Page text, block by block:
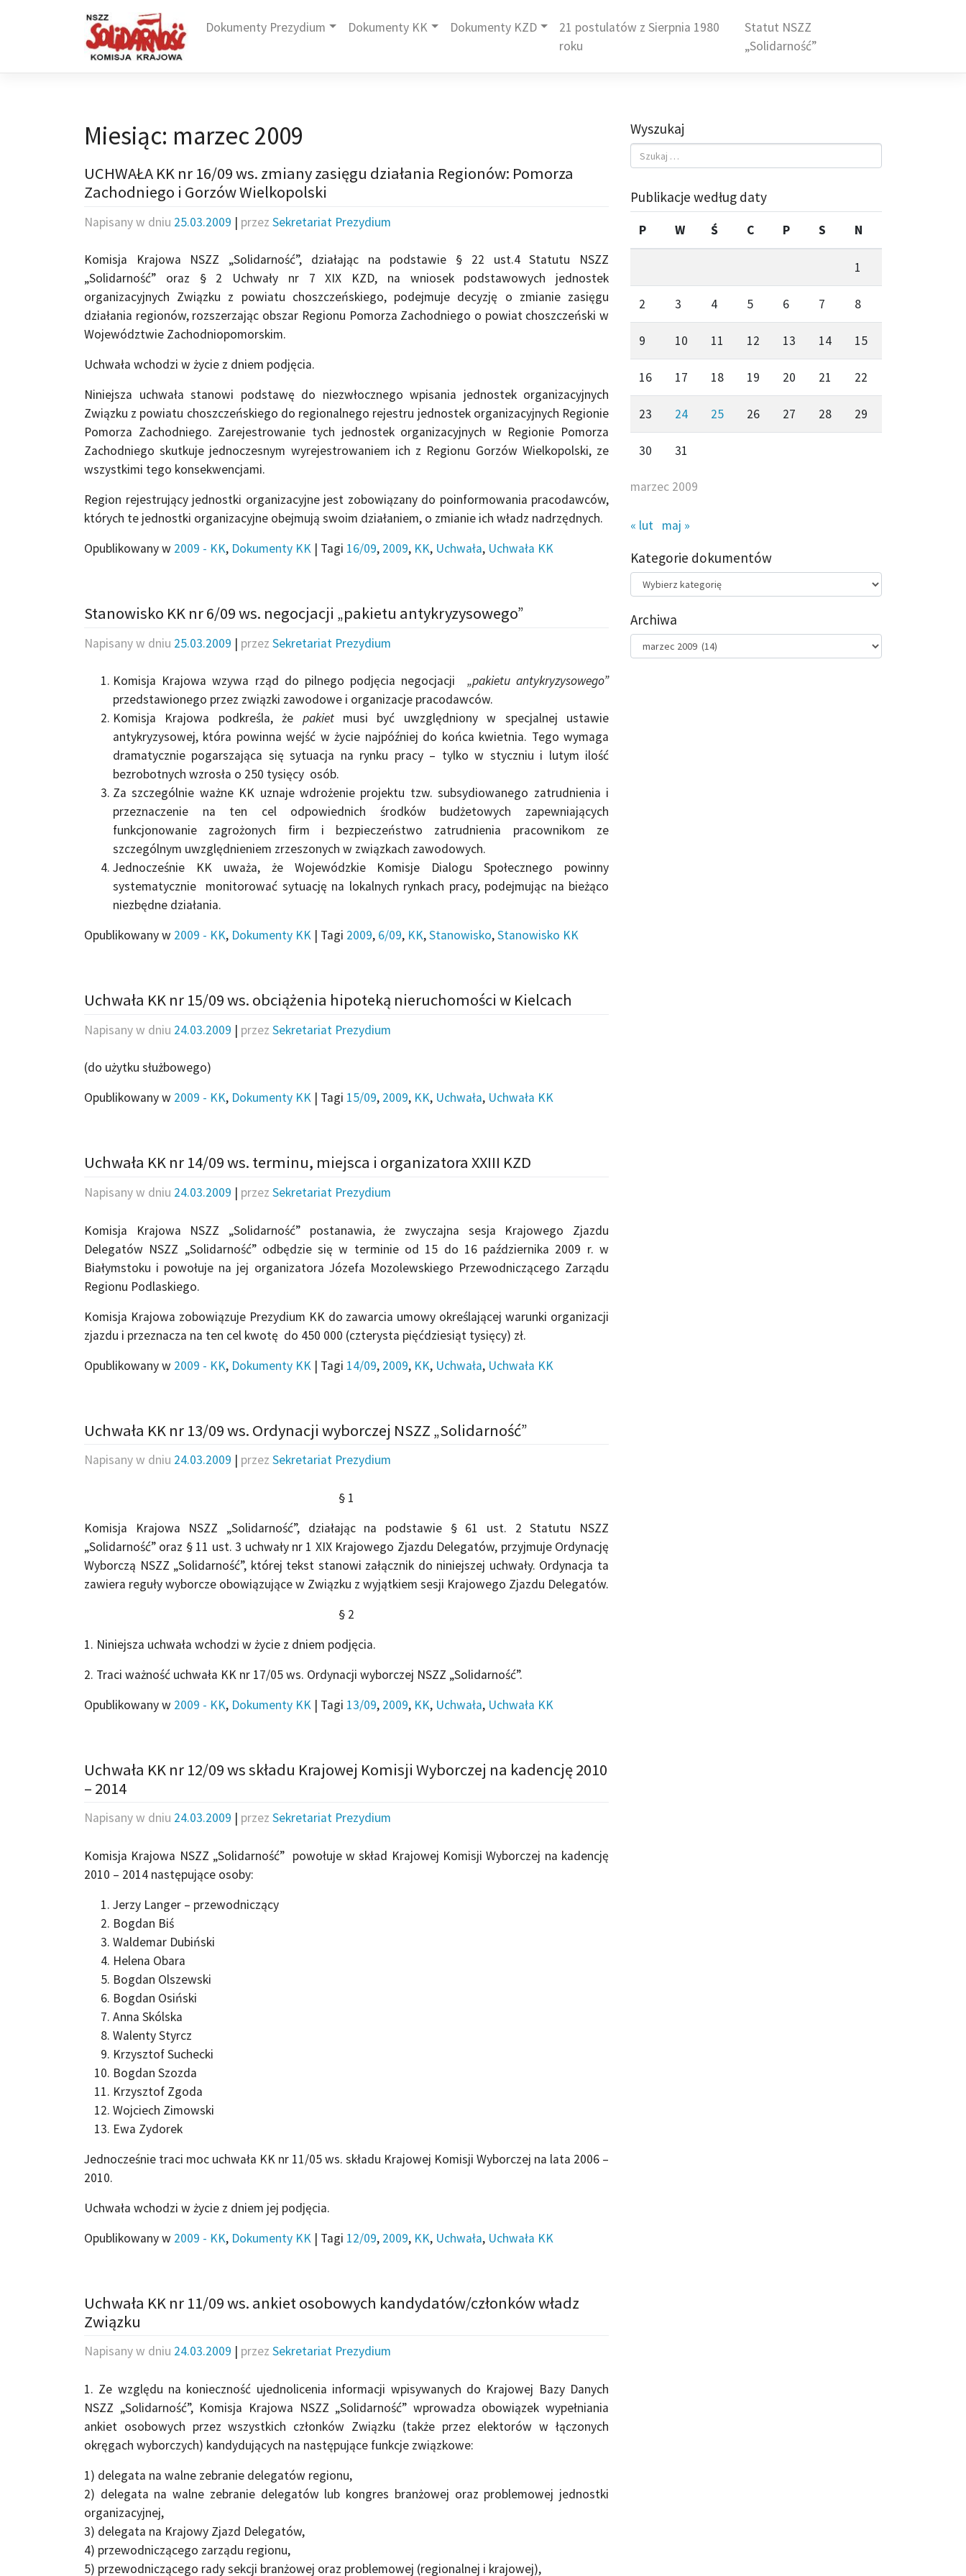
Dokumenty Prezydium Dokumenty KK Dokumenty KZD
21 postulatów z Sierpnia 1980
roku
Statut NSZZ
„Solidarność”
Miesiąc: marzec 2009
UCHWAŁA KK nr 16/09 ws. zmiany zasięgu działania Regionów: Pomorza
Zachodniego i Gorzów Wielkopolski
Napisany w dniu 25.03.2009 | przez Sekretariat Prezydium
Komisja Krajowa NSZZ „Solidarność”, działając na podstawie § 22 ust.4 Statutu NSZZ
„Solidarność” oraz § 2 Uchwały nr 7 XIX KZD, na wniosek podstawowych jednostek
organizacyjnych Związku z powiatu choszczeńskiego, podejmuje decyzję o zmianie zasięgu
działania regionów, rozszerzając obszar Regionu Pomorza Zachodniego o powiat choszczeński w
Województwie Zachodniopomorskim.
Uchwała wchodzi w życie z dniem podjęcia.
Niniejsza uchwała stanowi podstawę do niezwłocznego wpisania jednostek organizacyjnych
Związku z powiatu choszczeńskiego do regionalnego rejestru jednostek organizacyjnych Regionie
Pomorza Zachodniego. Zarejestrowanie tych jednostek organizacyjnych w Regionie Pomorza
Zachodniego skutkuje jednoczesnym wyrejestrowaniem ich z Regionu Gorzów Wielkopolski, ze
wszystkimi tego konsekwencjami.
Region rejestrujący jednostki organizacyjne jest zobowiązany do poinformowania pracodawców,
których te jednostki organizacyjne obejmują swoim działaniem, o zmianie ich władz nadrzędnych.
Opublikowany w 2009 - KK, Dokumenty KK | Tagi 16/09, 2009, KK, Uchwała, Uchwała KK
Stanowisko KK nr 6/09 ws. negocjacji „pakietu antykryzysowego”
Napisany w dniu 25.03.2009 | przez Sekretariat Prezydium
Komisja Krajowa wzywa rząd do pilnego podjęcia negocjacji „pakietu antykryzysowego”
przedstawionego przez związki zawodowe i organizacje pracodawców.
Komisja Krajowa podkreśla, że pakietmusi być uwzględniony w specjalnej ustawie
antykryzysowej, która powinna wejść w życie najpóźniej do końca kwietnia. Tego wymaga
dramatycznie pogarszająca się sytuacja na rynku pracy – tylko w styczniu i lutym ilość
bezrobotnych wzrosła o 250 tysięcy osób.
Za szczególnie ważne KK uznaje wdrożenie projektu tzw. subsydiowanego zatrudnienia i
przeznaczenie na ten cel odpowiednich środków budżetowych zapewniających
funkcjonowanie zagrożonych firm i bezpieczeństwo zatrudnienia pracownikom ze
szczególnym uwzględnieniem zrzeszonych w związkach zawodowych.
Jednocześnie KK uważa, że Wojewódzkie Komisje Dialogu Społecznego powinny
systematycznie monitorować sytuację na lokalnych rynkach pracy, podejmując na bieżąco
niezbędne działania.
Opublikowany w 2009 - KK, Dokumenty KK | Tagi 2009, 6/09, KK,Stanowisko,Stanowisko KK
Uchwała KK nr 15/09 ws. obciążenia hipoteką nieruchomości w Kielcach
Napisany w dniu 24.03.2009 | przez Sekretariat Prezydium
(do użytku służbowego)
Opublikowany w 2009 - KK, Dokumenty KK | Tagi 15/09, 2009, KK, Uchwała, Uchwała KK
Uchwała KK nr 14/09 ws. terminu, miejsca i organizatora XXIII KZD
Napisany w dniu 24.03.2009 | przez Sekretariat Prezydium
Komisja Krajowa NSZZ „Solidarność” postanawia, że zwyczajna sesja Krajowego Zjazdu
Delegatów NSZZ „Solidarność” odbędzie się w terminie od 15 do 16 października 2009 r. w
Białymstoku i powołuje na jej organizatora Józefa Mozolewskiego Przewodniczącego Zarządu
Regionu Podlaskiego.
Komisja Krajowa zobowiązuje Prezydium KK do zawarcia umowy określającej warunki organizacji
zjazdu i przeznacza na ten cel kwotę do 450 000 (czterysta pięćdziesiąt tysięcy) zł.
Opublikowany w 2009 - KK, Dokumenty KK | Tagi 14/09, 2009, KK, Uchwała, Uchwała KK
Uchwała KK nr 13/09 ws. Ordynacji wyborczej NSZZ „Solidarność”
Napisany w dniu 24.03.2009 | przez Sekretariat Prezydium
§ 1
Komisja Krajowa NSZZ „Solidarność”, działając na podstawie § 61 ust. 2 Statutu NSZZ
„Solidarność” oraz § 11 ust. 3 uchwały nr 1 XIX Krajowego Zjazdu Delegatów, przyjmuje Ordynację
Wyborczą NSZZ „Solidarność”, której tekst stanowi załącznik do niniejszej uchwały. Ordynacja ta
zawiera reguły wyborcze obowiązujące w Związku z wyjątkiem sesji Krajowego Zjazdu Delegatów.
§ 2
1. Niniejsza uchwała wchodzi w życie z dniem podjęcia.
2. Traci ważność uchwała KK nr 17/05 ws. Ordynacji wyborczej NSZZ „Solidarność”.
Opublikowany w 2009 - KK, Dokumenty KK | Tagi 13/09, 2009, KK, Uchwała, Uchwała KK
Uchwała KK nr 12/09 ws składu Krajowej Komisji Wyborczej na kadencję 2010
– 2014
Napisany w dniu 24.03.2009 | przez Sekretariat Prezydium
Komisja Krajowa NSZZ „Solidarność” powołuje w skład Krajowej Komisji Wyborczej na kadencję
2010 – 2014 następujące osoby:
Jerzy Langer – przewodniczący
Bogdan Biś
Waldemar Dubiński
Helena Obara
Bogdan Olszewski
Bogdan Osiński
Anna Skólska
Walenty Styrcz
Krzysztof Suchecki
Bogdan Szozda
Krzysztof Zgoda
Wojciech Zimowski
Ewa Zydorek
Jednocześnie traci moc uchwała KK nr 11/05 ws. składu Krajowej Komisji Wyborczej na lata 2006 –
2010.
Uchwała wchodzi w życie z dniem jej podjęcia.
Opublikowany w 2009 - KK, Dokumenty KK | Tagi 12/09, 2009, KK, Uchwała, Uchwała KK
Uchwała KK nr 11/09 ws. ankiet osobowych kandydatów/członków władz
Związku
Napisany w dniu 24.03.2009 | przez Sekretariat Prezydium
1. Ze względu na konieczność ujednolicenia informacji wpisywanych do Krajowej Bazy Danych
NSZZ „Solidarność”, Komisja Krajowa NSZZ „Solidarność” wprowadza obowiązek wypełniania
ankiet osobowych przez wszystkich członków Związku (także przez elektorów w łączonych
okręgach wyborczych) kandydujących na następujące funkcje związkowe:
1) delegata na walne zebranie delegatów regionu,
2) delegata na walne zebranie delegatów lub kongres branżowej oraz problemowej jednostki
organizacyjnej,
3) delegata na Krajowy Zjazd Delegatów,
4) przewodniczącego zarządu regionu,
5) przewodniczącego rady sekcji branżowej oraz problemowej (regionalnej i krajowej),
Wyszukaj
Publikacje według daty
marzec 2009
P W Ś C P S N
1
2 3 4 5 6 7 8
9 10 11 12 13 14 15
16 17 18 19 20 21 22
23 24 25 26 27 28 29
30 31
« lut maj »
Kategorie dokumentów
Kategorie
dokumentów
Archiwa
Archiwa